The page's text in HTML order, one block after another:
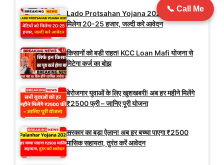
📞 Call Me
Lado Protsahan Yojana 2025: बेटियों को
मिलेगा 20-25 हजार, जल्दी करे आवेदन
किसानों को बड़ी राहत! KCC Loan Mafi योजना से
मिटेगा कर्ज का बोझ
बेरोजगार युवाओं के लिए खुशखबरी! अब हर महीने मिलेंगे
₹2500 फ्री – जानिए पूरी योजना
सरकार का बड़ा ऐलान! अब हर बच्चा पाएगा ₹2500
मासिक सहायता, तुरंत करें आवेदन